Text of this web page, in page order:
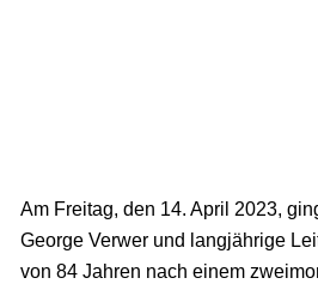
Am Freitag, den 14. April 2023,
George Verwer und langjährige
von 84 Jahren nach einem